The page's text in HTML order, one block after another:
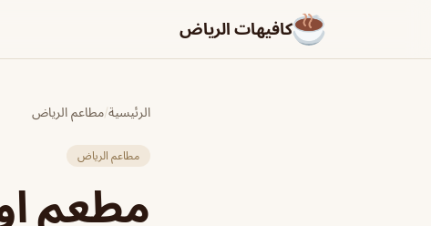
كافيهات الرياض
الرئيسية/مطاعم الرياض
مطاعم الرياض
مطعم